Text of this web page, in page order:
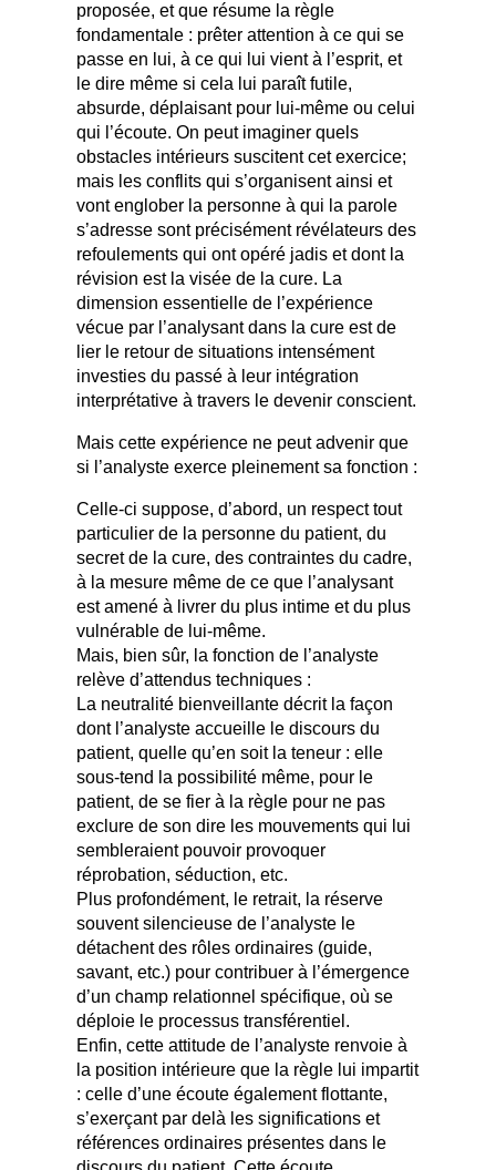
proposée, et que résume la règle
fondamentale : prêter attention à ce qui se
passe en lui, à ce qui lui vient à l’esprit, et
le dire même si cela lui paraît futile,
absurde, déplaisant pour lui-même ou celui
qui l’écoute. On peut imaginer quels
obstacles intérieurs suscitent cet exercice;
mais les conflits qui s’organisent ainsi et
vont englober la personne à qui la parole
s’adresse sont précisément révélateurs des
refoulements qui ont opéré jadis et dont la
révision est la visée de la cure. La
dimension essentielle de l’expérience
vécue par l’analysant dans la cure est de
lier le retour de situations intensément
investies du passé à leur intégration
interprétative à travers le devenir conscient.
Mais cette expérience ne peut advenir que
si l’analyste exerce pleinement sa fonction :
Celle-ci suppose, d’abord, un respect tout
particulier de la personne du patient, du
secret de la cure, des contraintes du cadre,
à la mesure même de ce que l’analysant
est amené à livrer du plus intime et du plus
vulnérable de lui-même.
Mais, bien sûr, la fonction de l’analyste
relève d’attendus techniques :
La neutralité bienveillante décrit la façon
dont l’analyste accueille le discours du
patient, quelle qu’en soit la teneur : elle
sous-tend la possibilité même, pour le
patient, de se fier à la règle pour ne pas
exclure de son dire les mouvements qui lui
sembleraient pouvoir provoquer
réprobation, séduction, etc.
Plus profondément, le retrait, la réserve
souvent silencieuse de l’analyste le
détachent des rôles ordinaires (guide,
savant, etc.) pour contribuer à l’émergence
d’un champ relationnel spécifique, où se
déploie le processus transférentiel.
Enfin, cette attitude de l’analyste renvoie à
la position intérieure que la règle lui impartit
: celle d’une écoute également flottante,
s’exerçant par delà les significations et
références ordinaires présentes dans le